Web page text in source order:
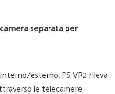
separata per
esterno, PS VR2 rileva
le telecamere